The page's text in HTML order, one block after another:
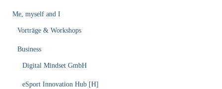
Me, myself and I
Vorträge & Workshops
Business
Digital Mindset GmbH
eSport Innovation Hub [H]